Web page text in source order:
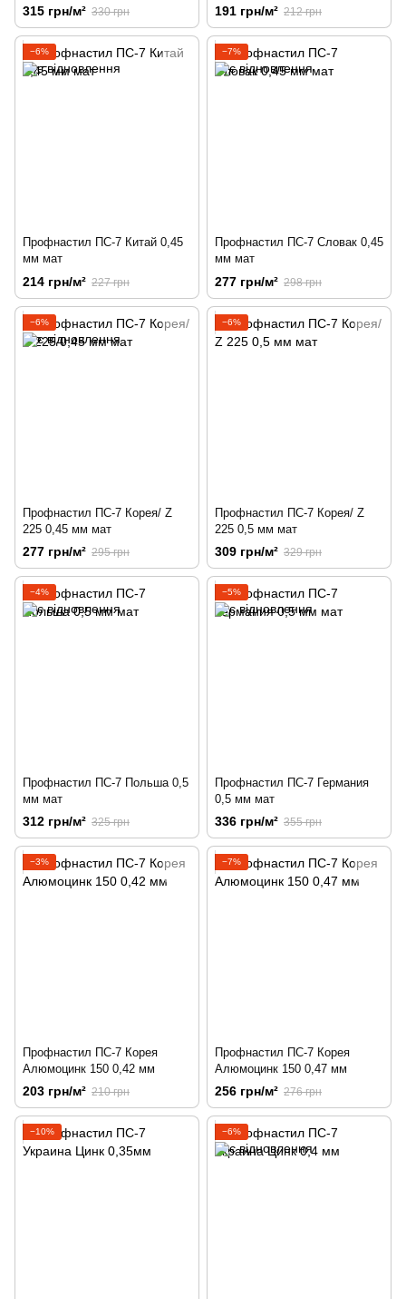
315 грн/м² 330 грн 191 грн/м² 212 грн
−6%
Профнастил ПС-7 Китай 0,45
мм мат
214 грн/м² 227 грн
−7%
Профнастил ПС-7 Словак 0,45
мм мат
277 грн/м² 298 грн
−6%
Профнастил ПС-7 Корея/ Z
225 0,45 мм мат
277 грн/м² 295 грн
−6%
Профнастил ПС-7 Корея/ Z
225 0,5 мм мат
309 грн/м² 329 грн
−4%
Профнастил ПС-7 Польша 0,5
мм мат
312 грн/м² 325 грн
−5%
Профнастил ПС-7 Германия
0,5 мм мат
336 грн/м² 355 грн
−3%
Профнастил ПС-7 Корея
Алюмоцинк 150 0,42 мм
203 грн/м² 210 грн
−7%
Профнастил ПС-7 Корея
Алюмоцинк 150 0,47 мм
256 грн/м² 276 грн
−10% −6%